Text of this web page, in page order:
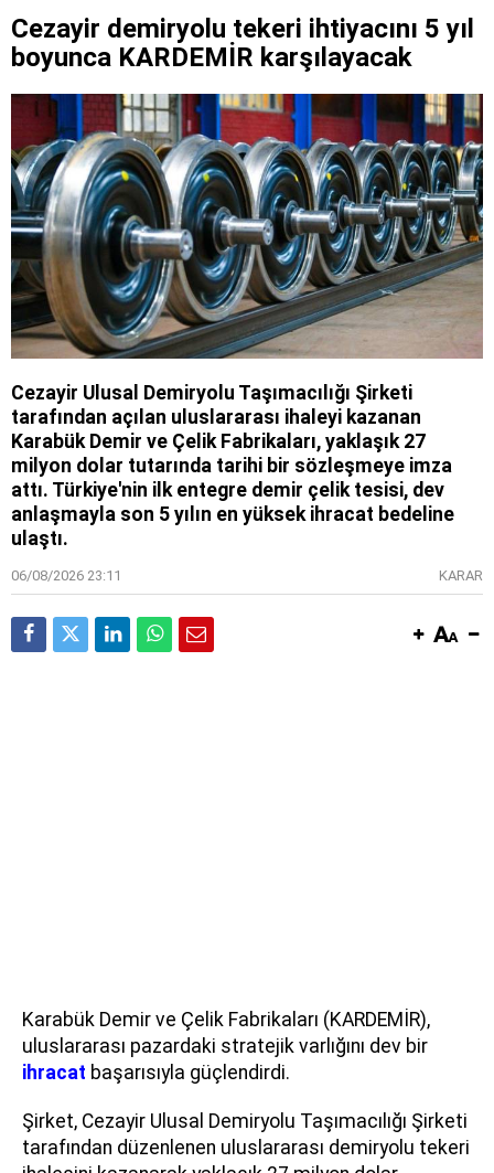
Cezayir demiryolu tekeri ihtiyacını 5 yıl
boyunca KARDEMİR karşılayacak
Cezayir Ulusal Demiryolu Taşımacılığı Şirketi
tarafından açılan uluslararası ihaleyi kazanan
Karabük Demir ve Çelik Fabrikaları, yaklaşık 27
milyon dolar tutarında tarihi bir sözleşmeye imza
attı. Türkiye'nin ilk entegre demir çelik tesisi, dev
anlaşmayla son 5 yılın en yüksek ihracat bedeline
ulaştı.
06/08/2026 23:11 KARAR
Karabük Demir ve Çelik Fabrikaları (KARDEMİR),
uluslararası pazardaki stratejik varlığını dev bir
ihracat başarısıyla güçlendirdi.
Şirket, Cezayir Ulusal Demiryolu Taşımacılığı Şirketi
tarafından düzenlenen uluslararası demiryolu tekeri